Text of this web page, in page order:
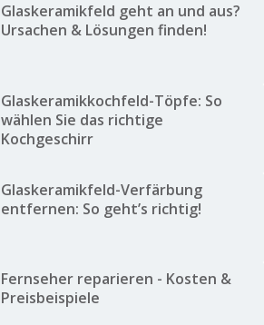
Glaskeramikfeld geht an und aus?
Ursachen & Lösungen finden!
Glaskeramikkochfeld-Töpfe: So
wählen Sie das richtige
Kochgeschirr
Glaskeramikfeld-Verfärbung
entfernen: So geht’s richtig!
Fernseher reparieren - Kosten &
Preisbeispiele